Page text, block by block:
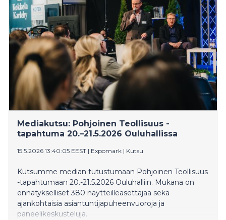
Mediakutsu: Pohjoinen Teollisuus -
tapahtuma 20.–21.5.2026 Ouluhallissa
15.5.2026 13:40:05 EEST | Expomark | Kutsu
Kutsumme median tutustumaan Pohjoinen Teollisuus
-tapahtumaan 20.-21.5.2026 Ouluhalliin. Mukana on
ennätykselliset 380 näytteilleasettajaa sekä
ajankohtaisia asiantuntijapuheenvuoroja ja
paneelikeskusteluja.